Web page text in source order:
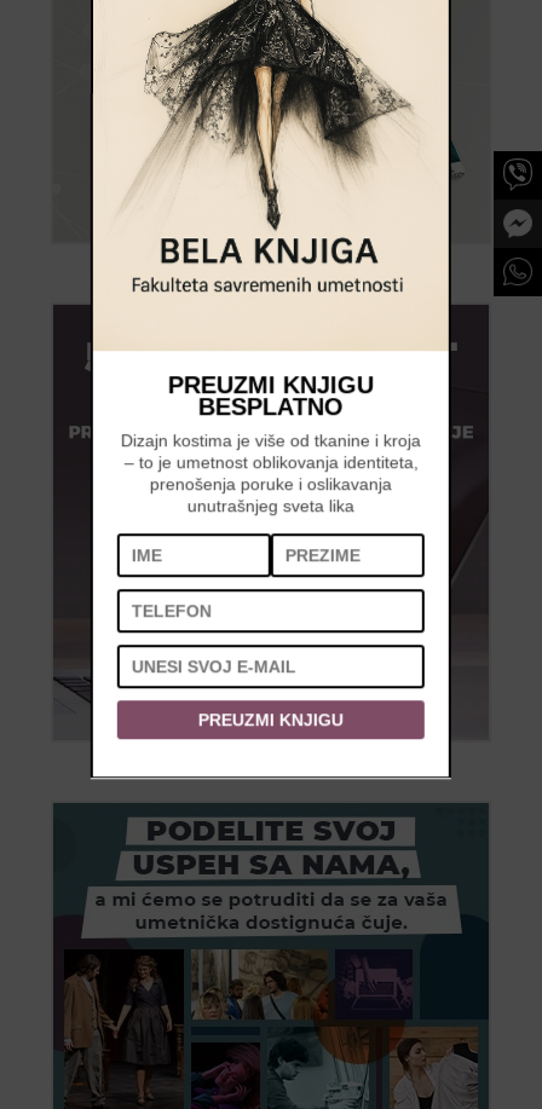
PREUZMI KNJIGU
BESPLATNO
Dizajn kostima je više od tkanine i kroja
– to je umetnost oblikovanja identiteta,
prenošenja poruke i oslikavanja
unutrašnjeg sveta lika
PREUZMI KNJIGU